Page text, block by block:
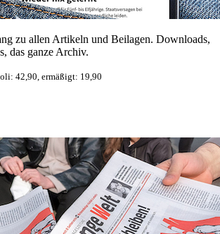
zu allen Artikeln und Beilagen. Downloads,
das ganze Archiv.
42,90, ermäßigt: 19,90